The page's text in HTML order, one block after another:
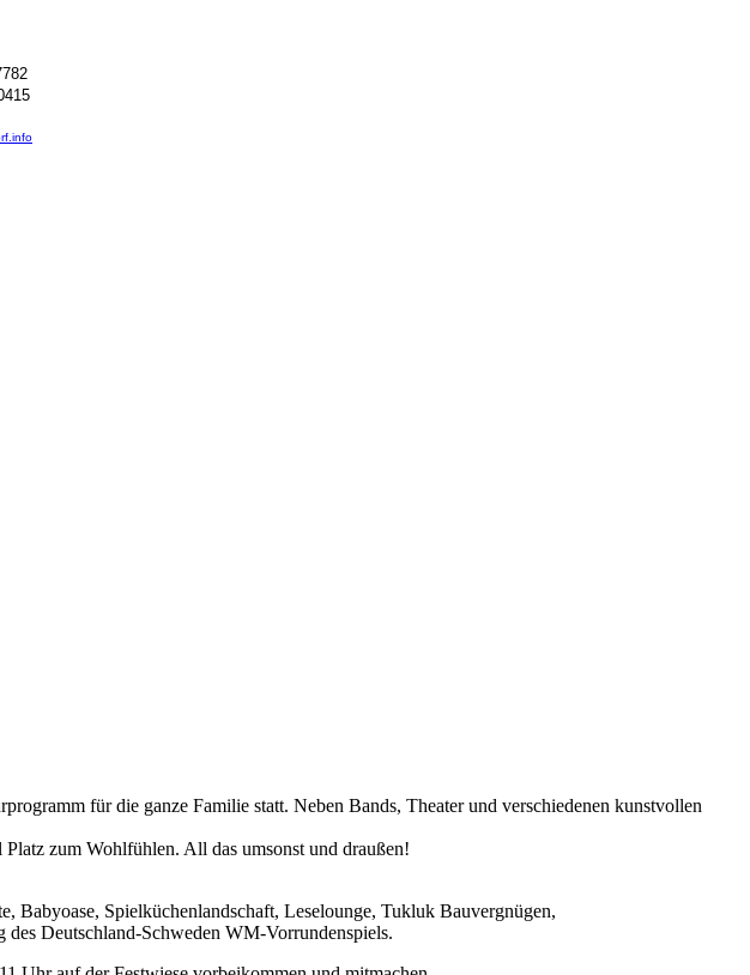
für die ganze Familie statt. Neben Bands, Theater und verschiedenen kunstvollen
zum Wohlfühlen. All das umsonst und draußen!
Spielküchenlandschaft, Leselounge, Tukluk Bauvergnügen,
Deutschland-Schweden WM-Vorrundenspiels.